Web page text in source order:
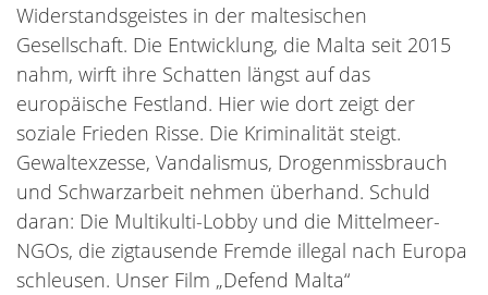
Widerstandsgeistes in der maltesischen
Gesellschaft. Die Entwicklung, die Malta seit 2015
nahm, wirft ihre Schatten längst auf das
europäische Festland. Hier wie dort zeigt der
soziale Frieden Risse. Die Kriminalität steigt.
Gewaltexzesse, Vandalismus, Drogenmissbrauch
und Schwarzarbeit nehmen überhand. Schuld
daran: Die Multikulti-Lobby und die Mittelmeer-
NGOs, die zigtausende Fremde illegal nach Europa
schleusen. Unser Film „Defend Malta“